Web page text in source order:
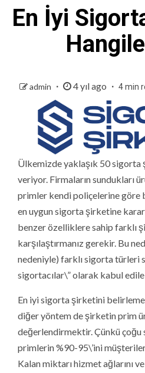
En İyi
admin 4 yıl ago 4 min
Ülkemizde yaklaşık 50
veriyor. Firmaların sundukları
primler kendi poliçelerine göre
en uygun sigorta şirketine
benzer özelliklere sahip farklı
karşılaştırmanız gerekir. Bu
nedeniyle) farklı sigorta türleri
sigortacılar\” olarak kabul
En iyi sigorta şirketini
diğer yöntem de şirketin prim
değerlendirmektir. Çünkü
primlerin %90-95\’ini
Kalan miktarı hizmet ağlarını